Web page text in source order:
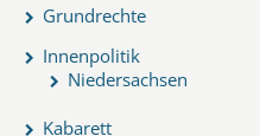
Grundrechte
Innenpolitik
Niedersachsen
Kabarett